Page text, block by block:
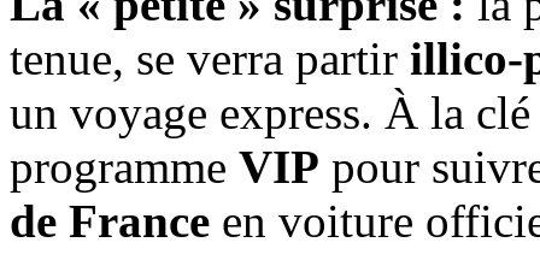
tenue, se verra partir illico-
un voyage express. À la
programme VIP pour
de France en voiture